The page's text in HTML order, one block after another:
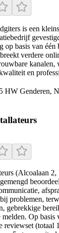
is een
op basis van
verdere
kanalen,
en
HW Genderen,
(Alcoalaan
problemen,
gebrekkige
Op basis
reviewset (totaal